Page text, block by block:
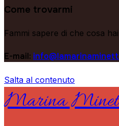
Come trovarmi
Fammi sapere di che cosa
E-mail:
Salta al contenuto
Marina